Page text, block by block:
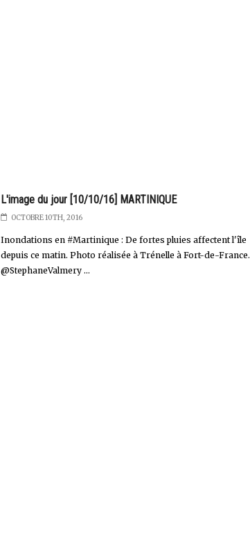
L'image du jour [10/10/16] MARTINIQUE
OCTOBRE 10TH, 2016
Inondations en #Martinique : De fortes pluies affectent l'île
depuis ce matin. Photo réalisée à Trénelle à Fort-de-France.
@StephaneValmery ...